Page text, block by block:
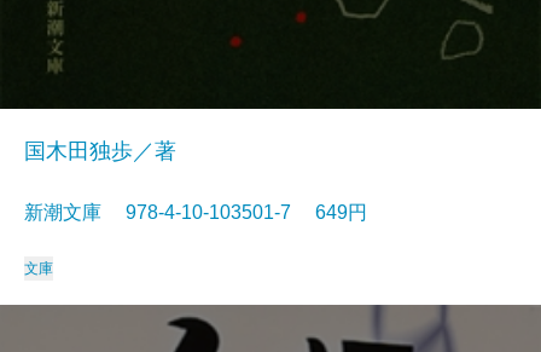
国木田独歩／著
新潮文庫 978-4-10-103501-7 649円
文庫